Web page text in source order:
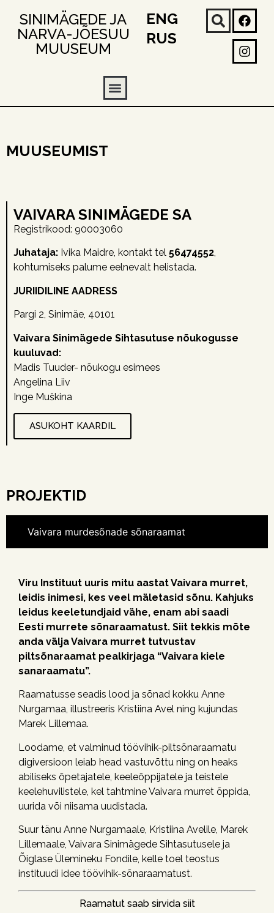
SINIMÄGEDE JA
NARVA-JÕESUU
MUUSEUM
ENG
RUS
MUUSEUMIST
VAIVARA SINIMÄGEDE SA
Registrikood: 90003060
Juhataja: Ivika Maidre, kontakt tel 56474552,
kohtumiseks palume eelnevalt helistada.
JURIIDILINE AADRESS
Pargi 2, Sinimäe, 40101
Vaivara Sinimägede Sihtasutuse nõukogusse
kuuluvad:
Madis Tuuder- nõukogu esimees
Angelina Liiv
Inge Muškina
ASUKOHT KAARDIL
PROJEKTID
Vaivara murdesõnade sõnaraamat
Viru Instituut uuris mitu aastat Vaivara murret,
leidis inimesi, kes veel mäletasid sõnu. Kahjuks
leidus keeletundjaid vähe, enam abi saadi
Eesti murrete sõnaraamatust. Siit tekkis mõte
anda välja Vaivara murret tutvustav
piltsõnaraamat pealkirjaga “Vaivara kiele
sanaraamatu”.
Raamatusse seadis lood ja sõnad kokku Anne
Nurgamaa, illustreeris Kristiina Avel ning kujundas
Marek Lillemaa.
Loodame, et valminud töövihik-piltsõnaraamatu
digiversioon leiab head vastuvõttu ning on heaks
abiliseks õpetajatele, keeleõppijatele ja teistele
keelehuvilistele, kel tahtmine Vaivara murret õppida,
uurida või niisama uudistada.
Suur tänu Anne Nurgamaale, Kristiina Avelile, Marek
Lillemaale, Vaivara Sinimägede Sihtasutusele ja
Õiglase Ülemineku Fondile, kelle toel teostus
instituudi idee töövihik-sõnaraamatust.
Raamatut saab sirvida siit